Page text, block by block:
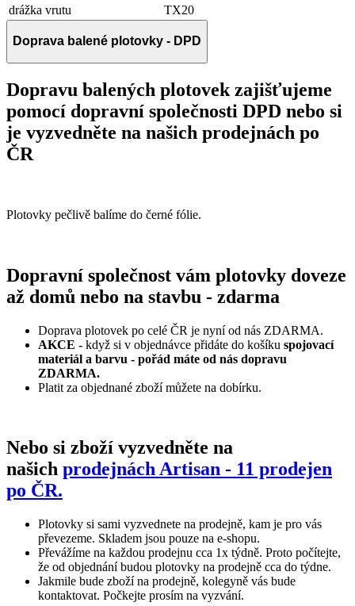
drážka vrutu
TX20
Doprava balené plotovky - DPD
Dopravu balených plotovek zajišťujeme
pomocí dopravní společnosti DPD nebo si
je vyzvedněte na našich prodejnách po
ČR
Plotovky pečlivě balíme do černé fólie.
Dopravní společnost vám plotovky doveze
až domů nebo na stavbu - zdarma
Doprava plotovek po celé ČR je nyní od nás ZDARMA.
AKCE - když si v objednávce přidáte do košíku spojovací
materiál a barvu - pořád máte od nás dopravu
ZDARMA.
Platit za objednané zboží můžete na dobírku.
Nebo si zboží vyzvedněte na
našich prodejnách Artisan - 11 prodejen
po ČR.
Plotovky si sami vyzvednete na prodejně, kam je pro vás
převezeme. Skladem jsou pouze na e-shopu.
Převážíme na každou prodejnu cca 1x týdně. Proto počítejte,
že od objednání budou plotovky na prodejně cca do týdne.
Jakmile bude zboží na prodejně, kolegyně vás bude
kontaktovat. Počkejte prosím na vyzvání.